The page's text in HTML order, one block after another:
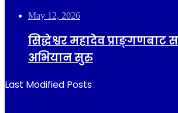
May 12, 2026
सिद्धेश्वर महादेव प्राङ्गणबाट
अभियान सुरु
Last Modified Posts